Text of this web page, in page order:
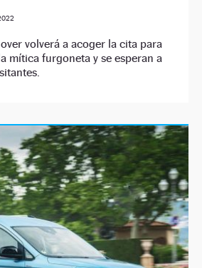
volverá a acoger la cita para
mítica furgoneta y se esperan a